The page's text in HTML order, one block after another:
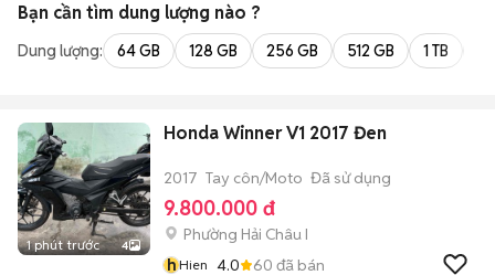
Bạn cần tìm dung lượng nào ?
Dung lượng: 64 GB 128 GB 256 GB 512 GB 1 TB
1 phút trước 4
Honda Winner V1 2017 Đen
2017 Tay côn/Moto Đã sử dụng
9.800.000 đ
Phường Hải Châu I
hHien 4.0 60 đã bán